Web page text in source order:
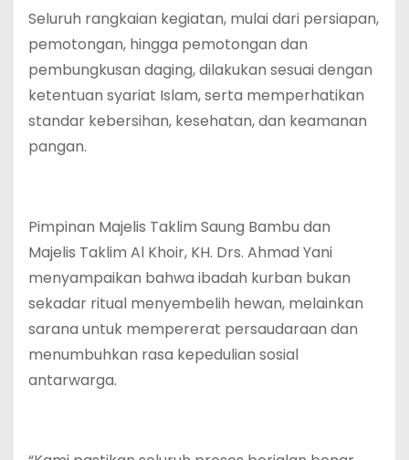
Seluruh rangkaian kegiatan, mulai dari persiapan,
pemotongan, hingga pemotongan dan
pembungkusan daging, dilakukan sesuai dengan
ketentuan syariat Islam, serta memperhatikan
standar kebersihan, kesehatan, dan keamanan
pangan.
Pimpinan Majelis Taklim Saung Bambu dan
Majelis Taklim Al Khoir, KH. Drs. Ahmad Yani
menyampaikan bahwa ibadah kurban bukan
sekadar ritual menyembelih hewan, melainkan
sarana untuk mempererat persaudaraan dan
menumbuhkan rasa kepedulian sosial
antarwarga.